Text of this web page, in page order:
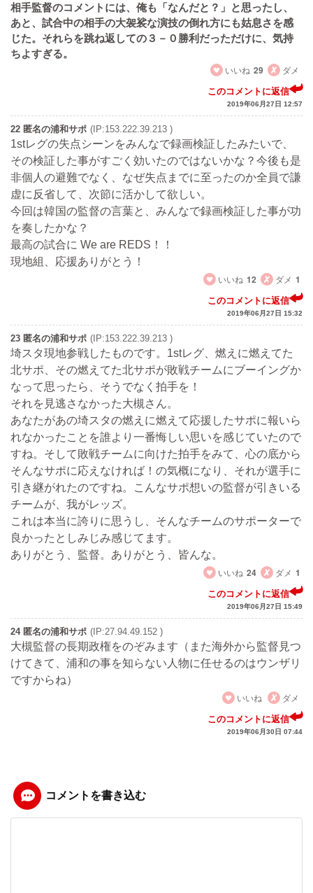
相手監督のコメントには、俺も「なんだと？」と思ったし、
あと、試合中の相手の大袈裟な演技の倒れ方にも姑息さを感
じた。それらを跳ね返しての３－０勝利だっただけに、気持
ちよすぎる。
いいね 29 ダメ
このコメントに返信
2019年06月27日 12:57
22 匿名の浦和サポ (IP:153.222.39.213 )
1stレグの失点シーンをみんなで録画検証したみたいで、
その検証した事がすごく効いたのではないかな？今後も是
非個人の避難でなく、なぜ失点までに至ったのか全員で謙
虚に反省して、次節に活かして欲しい。
今回は韓国の監督の言葉と、みんなで録画検証した事が功
を奏したかな？
最高の試合に We are REDS！！
現地組、応援ありがとう！
いいね 12 ダメ 1
このコメントに返信
2019年06月27日 15:32
23 匿名の浦和サポ (IP:153.222.39.213 )
埼スタ現地参戦したものです。1stレグ、燃えに燃えてた
北サポ、その燃えてた北サポが敗戦チームにブーイングか
なって思ったら、そうでなく拍手を！
それを見逃さなかった大槻さん。
あなたがあの埼スタの燃えに燃えて応援したサポに報いら
れなかったことを誰より一番悔しい思いを感じていたので
すね。そして敗戦チームに向けた拍手をみて、心の底から
そんなサポに応えなければ！の気概になり、それが選手に
引き継がれたのですね。こんなサポ想いの監督が引きいる
チームが、我がレッズ。
これは本当に誇りに思うし、そんなチームのサポーターで
良かったとしみじみ感じてます。
ありがとう、監督。ありがとう、皆んな。
いいね 24 ダメ 1
このコメントに返信
2019年06月27日 15:49
24 匿名の浦和サポ (IP:27.94.49.152 )
大槻監督の長期政権をのぞみます（また海外から監督見つ
けてきて、浦和の事を知らない人物に任せるのはウンザリ
ですからね）
いいね
ダメ
このコメントに返信
2019年06月30日 07:44
コメントを書き込む